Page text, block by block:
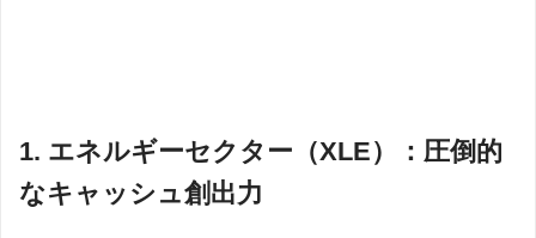
1. エネルギーセクター（XLE）：圧倒的
なキャッシュ創出力